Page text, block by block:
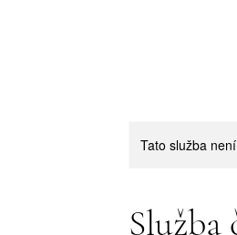
Tato služba
Služba